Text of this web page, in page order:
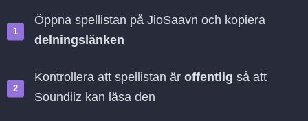
Öppna spellistan på JioSaavn och kopiera
delningslänken
Kontrollera att spellistan är offentlig så att
Soundiiz kan läsa den